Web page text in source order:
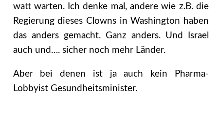
watt warten. Ich denke mal, andere wie z.B. die
Regierung dieses Clowns in Washington haben
das anders gemacht. Ganz anders. Und Israel
auch und…. sicher noch mehr Länder.
Aber bei denen ist ja auch kein Pharma-
Lobbyist Gesundheitsminister.